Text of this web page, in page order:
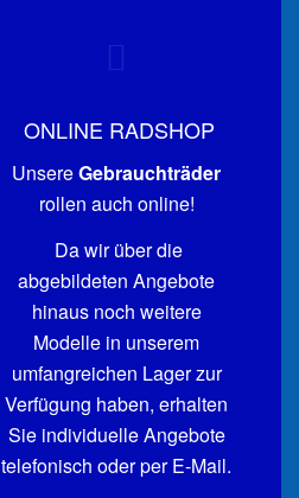
ONLINE RADSHOP
UnsereGebrauchträder
rollen auch online!
Da wir über die
abgebildeten Angebote
hinaus noch weitere
Modelle in unserem
umfangreichen Lager zur
Verfügung haben, erhalten
Sie individuelle Angebote
telefonisch oder per E-Mail.